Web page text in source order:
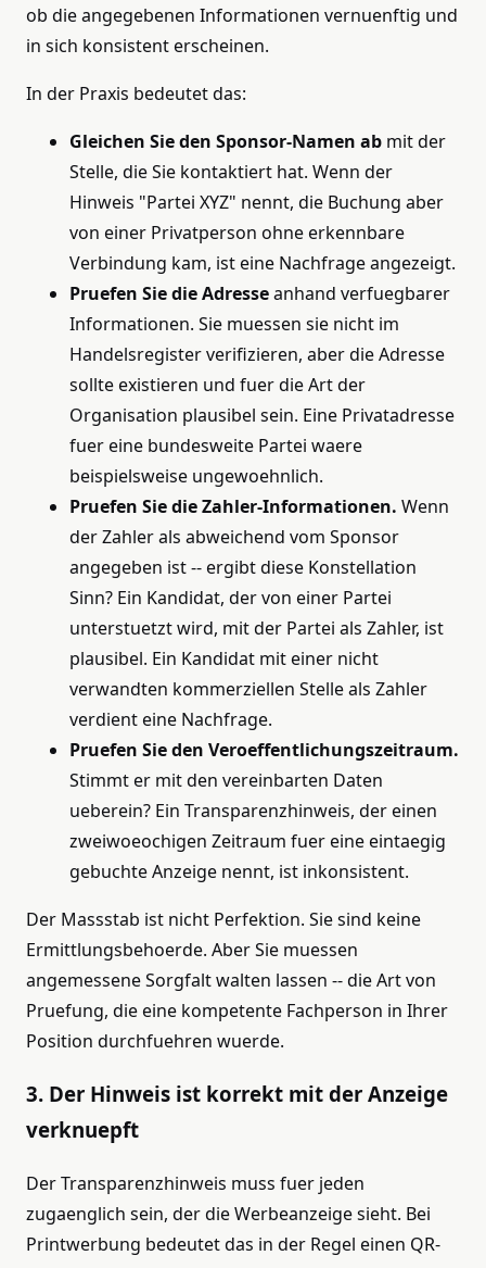
ob die angegebenen Informationen vernuenftig und
in sich konsistent erscheinen.
In der Praxis bedeutet das:
Gleichen Sie den Sponsor-Namen ab mit der
Stelle, die Sie kontaktiert hat. Wenn der
Hinweis "Partei XYZ" nennt, die Buchung aber
von einer Privatperson ohne erkennbare
Verbindung kam, ist eine Nachfrage angezeigt.
Pruefen Sie die Adresseanhand verfuegbarer
Informationen. Sie muessen sie nicht im
Handelsregister verifizieren, aber die Adresse
sollte existieren und fuer die Art der
Organisation plausibel sein. Eine Privatadresse
fuer eine bundesweite Partei waere
beispielsweise ungewoehnlich.
Pruefen Sie die Zahler-Informationen. Wenn
der Zahler als abweichend vom Sponsor
angegeben ist -- ergibt diese Konstellation
Sinn? Ein Kandidat, der von einer Partei
unterstuetzt wird, mit der Partei als Zahler, ist
plausibel. Ein Kandidat mit einer nicht
verwandten kommerziellen Stelle als Zahler
verdient eine Nachfrage.
Pruefen Sie den Veroeffentlichungszeitraum.
Stimmt er mit den vereinbarten Daten
ueberein? Ein Transparenzhinweis, der einen
zweiwoeochigen Zeitraum fuer eine eintaegig
gebuchte Anzeige nennt, ist inkonsistent.
Der Massstab ist nicht Perfektion. Sie sind keine
Ermittlungsbehoerde. Aber Sie muessen
angemessene Sorgfalt walten lassen -- die Art von
Pruefung, die eine kompetente Fachperson in Ihrer
Position durchfuehren wuerde.
3. Der Hinweis ist korrekt mit der Anzeige
verknuepft
Der Transparenzhinweis muss fuer jeden
zugaenglich sein, der die Werbeanzeige sieht. Bei
Printwerbung bedeutet das in der Regel einen QR-